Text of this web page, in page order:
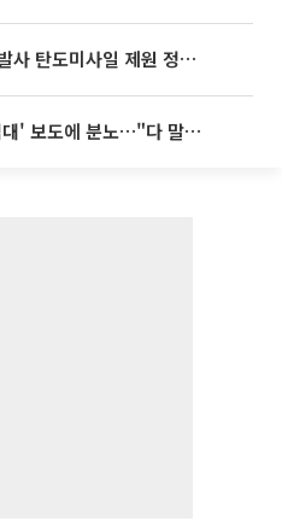
도미사일 제원 정밀분석 중"
박문성, 축구협회 '성 접대' 보도에 분노…"다 말아먹으려고 작정했나"